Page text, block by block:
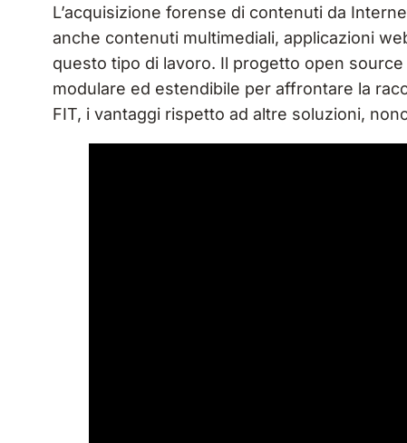
L’acquisizione forense di contenuti da
anche contenuti multimediali, applicazioni
questo tipo di lavoro. Il progetto open
modulare ed estendibile per affrontare la
FIT, i vantaggi rispetto ad altre soluzioni,